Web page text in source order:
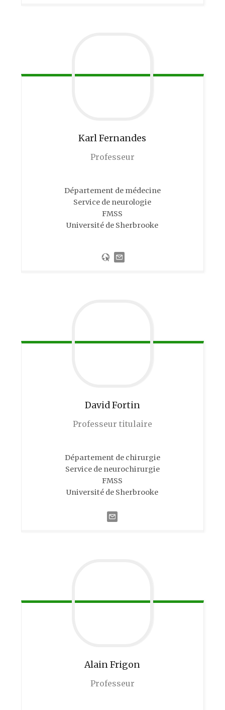
Karl Fernandes
Professeur
Département de médecine
Service de neurologie
FMSS
Université de Sherbrooke
DavidFortin
Professeur titulaire
Département de chirurgie
Service de neurochirurgie
FMSS
Université de Sherbrooke
Alain Frigon
Professeur